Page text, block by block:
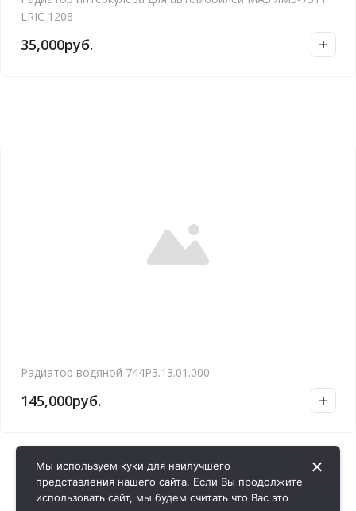
LRIC 1208
35,000руб.
Радиатор водяной 744Р3.13.01.000
145,000руб.
Мы используем куки для наилучшего
представления нашего сайта. Если Вы продолжите
использовать сайт, мы будем считать что Вас это